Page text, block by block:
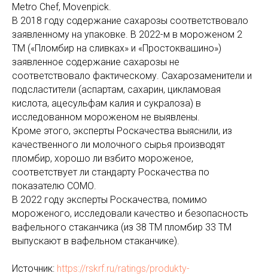
Metro Chef, Movenpick.
В 2018 году содержание сахарозы соответствовало
заявленному на упаковке. В 2022-м в мороженом 2
ТМ («Пломбир на сливках» и «Простоквашино»)
заявленное содержание сахарозы не
соответствовало фактическому. Сахарозаменители и
подсластители (аспартам, сахарин, цикламовая
кислота, ацесульфам калия и сукралоза) в
исследованном мороженом не выявлены.
Кроме этого, эксперты Роскачества выяснили, из
качественного ли молочного сырья производят
пломбир, хорошо ли взбито мороженое,
соответствует ли стандарту Роскачества по
показателю СОМО.
В 2022 году эксперты Роскачества, помимо
мороженого, исследовали качество и безопасность
вафельного стаканчика (из 38 ТМ пломбир 33 ТМ
выпускают в вафельном стаканчике).
Источник: https://rskrf.ru/ratings/produkty-